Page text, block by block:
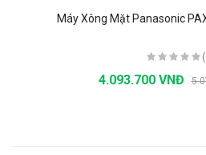
Máy Xông Mặt Panasonic
4.093.700 VNĐ